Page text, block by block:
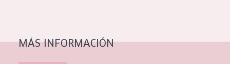
MÁS INFORMACIÓN